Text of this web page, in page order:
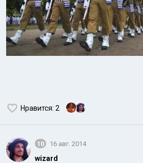
Нравится: 2
10 16 авг. 2014
wizard